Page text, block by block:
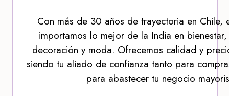
Con más de 30 años de trayectoria en Chile,
importamos lo mejor de la India en
decoración y moda. Ofrecemos calidad y
siendo tu aliado de confianza tanto para
para abastecer tu negocio